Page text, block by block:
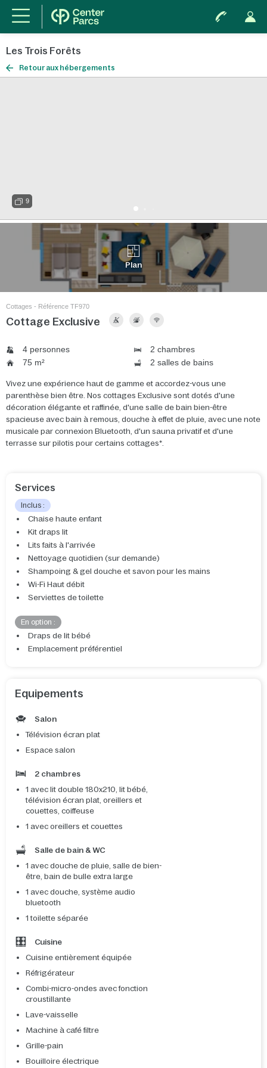
Les Trois Forêts
Retour aux hébergements
9
Plan
Cottages - Référence TF970
Cottage Exclusive
4 personnes
2 chambres
75 m²
2 salles de bains
Vivez une expérience haut de gamme et accordez-vous une
parenthèse bien être. Nos cottages Exclusive sont dotés d'une
décoration élégante et raffinée, d'une salle de bain bien-être
spacieuse avec bain à remous, douche à effet de pluie, avec une note
musicale par connexion Bluetooth, d'un sauna privatif et d'une
terrasse sur pilotis pour certains cottages*.
Services
Inclus :
Chaise haute enfant
Kit draps lit
Lits faits à l'arrivée
Nettoyage quotidien (sur demande)
Shampoing & gel douche et savon pour les mains
Wi-Fi Haut débit
Serviettes de toilette
En option :
Draps de lit bébé
Emplacement préférentiel
Equipements
Salon
Télévision écran plat
Espace salon
2 chambres
1 avec lit double 180x210, lit bébé,
télévision écran plat, oreillers et
couettes, coiffeuse
1 avec oreillers et couettes
Salle de bain & WC
1 avec douche de pluie, salle de bien-
être, bain de bulle extra large
1 avec douche, système audio
bluetooth
1 toilette séparée
Cuisine
Cuisine entièrement équipée
Réfrigérateur
Combi-micro-ondes avec fonction
croustillante
Lave-vaisselle
Machine à café filtre
Grille-pain
Bouilloire électrique